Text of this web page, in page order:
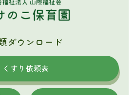
ダウンロード
くすり依頼表